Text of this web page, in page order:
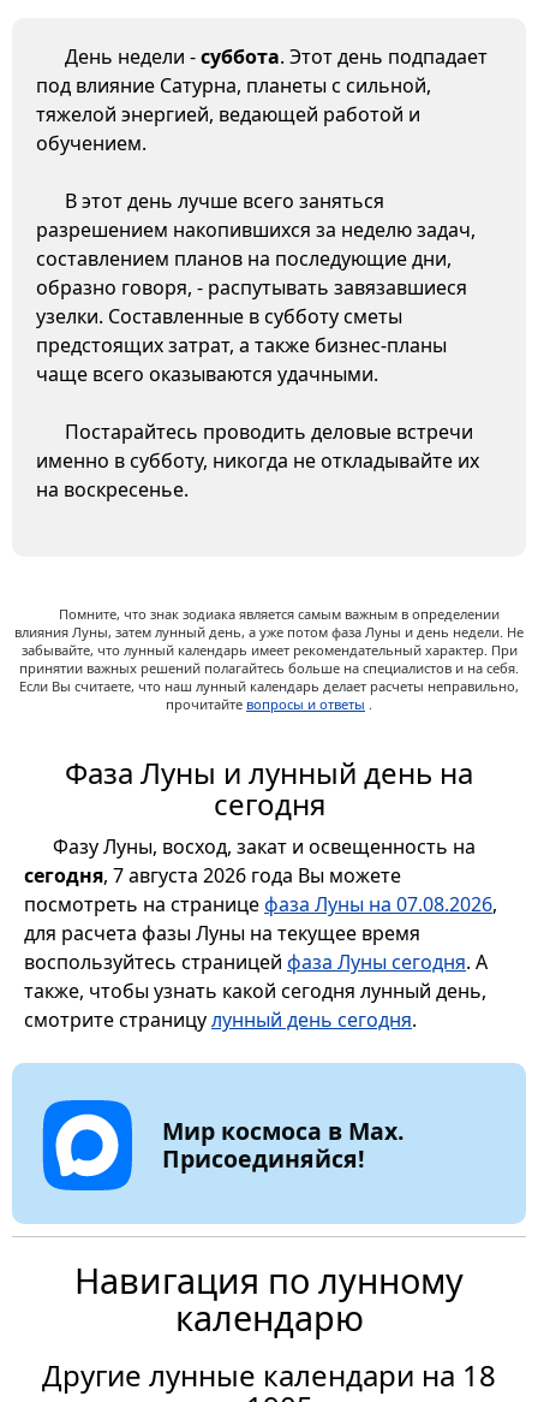
День недели -суббота. Этот день подпадает
под влияние Сатурна, планеты с сильной,
тяжелой энергией, ведающей работой и
обучением.
В этот день лучше всего заняться
разрешением накопившихся за неделю задач,
составлением планов на последующие дни,
образно говоря, - распутывать завязавшиеся
узелки. Составленные в субботу сметы
предстоящих затрат, а также бизнес-планы
чаще всего оказываются удачными.
Постарайтесь проводить деловые встречи
именно в субботу, никогда не откладывайте их
на воскресенье.
Помните, что знак зодиака является самым важным в определении
влияния Луны, затем лунный день, а уже потом фаза Луны и день недели. Не
забывайте, что лунный календарь имеет рекомендательный характер. При
принятии важных решений полагайтесь больше на специалистов и на себя.
Если Вы считаете, что наш лунный календарь делает расчеты неправильно,
прочитайте вопросы и ответы .
Фаза Луны и лунный день на
сегодня
Фазу Луны, восход, закат и освещенность на
сегодня, 7 августа 2026 года Вы можете
посмотреть на страницефаза Луны на 07.08.2026,
для расчета фазы Луны на текущее время
воспользуйтесь страницей фаза Луны сегодня. А
также, чтобы узнать какой сегодня лунный день,
смотрите страницулунный день сегодня.
Мир космоса в Max.
Присоединяйся!
Навигация по лунному
календарю
Другие лунные календари на 18